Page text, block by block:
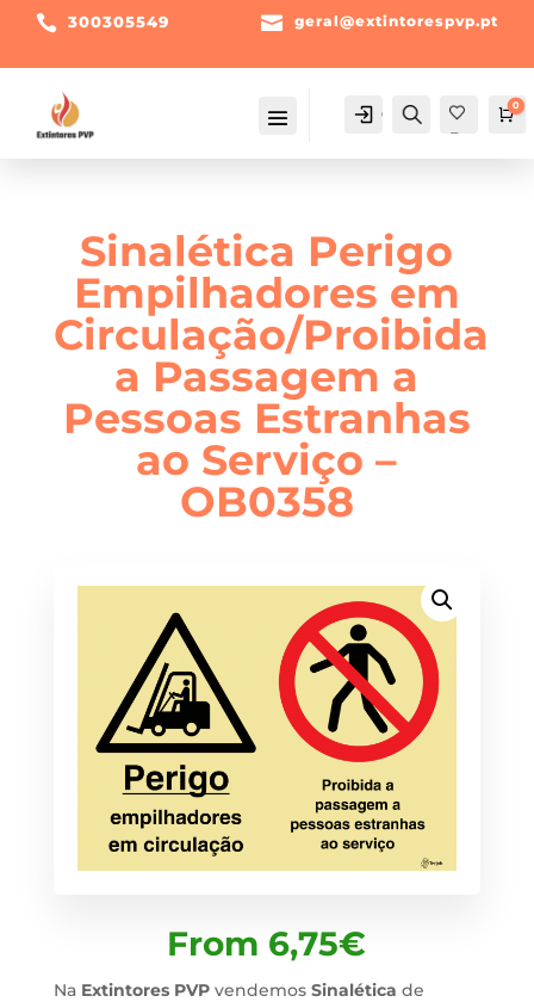
 300305549  geral@extintorespvp.pt
Conta
Pesquisa
Fav
0
Sinalética Perigo
Empilhadores em
Circulação/Proibida
a Passagem a
Pessoas Estranhas
ao Serviço –
OB0358
From 6,75€
Na Extintores PVPvendemos Sinalética de